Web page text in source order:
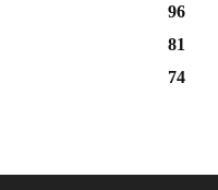
96
81
74